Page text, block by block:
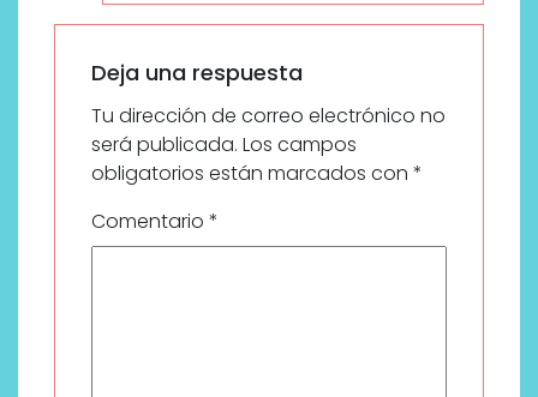
Deja una respuesta
Tu dirección de correo electrónico no
será publicada. Los campos
obligatorios están marcados con *
Comentario *